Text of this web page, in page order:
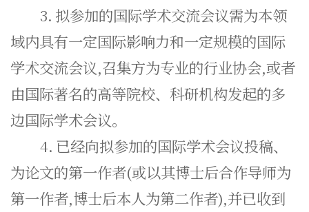
3. 拟参加的国际学术交流会议需为本领
域内具有一定国际影响力和一定规模的国际
学术交流会议,召集方为专业的行业协会,或者
由国际著名的高等院校、科研机构发起的多
边国际学术会议。
4. 已经向拟参加的国际学术会议投稿、
为论文的第一作者(或以其博士后合作导师为
第一作者,博士后本人为第二作者),并已收到